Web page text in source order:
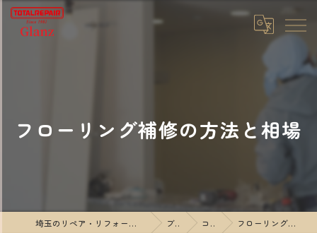
フローリング補修の方法と相場
埼玉のリペア・リフォームならTOTALREPAIR Glanz ブログ コラム フローリング補修の方法と相場